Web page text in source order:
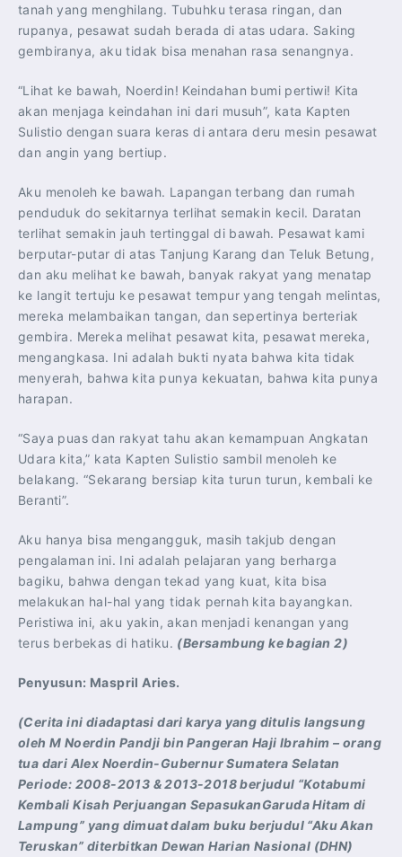
tanah yang menghilang. Tubuhku terasa ringan, dan
rupanya, pesawat sudah berada di atas udara. Saking
gembiranya, aku tidak bisa menahan rasa senangnya.
“Lihat ke bawah, Noerdin! Keindahan bumi pertiwi! Kita
akan menjaga keindahan ini dari musuh”, kata Kapten
Sulistio dengan suara keras di antara deru mesin pesawat
dan angin yang bertiup.
Aku menoleh ke bawah. Lapangan terbang dan rumah
penduduk do sekitarnya terlihat semakin kecil. Daratan
terlihat semakin jauh tertinggal di bawah. Pesawat kami
berputar-putar di atas Tanjung Karang dan Teluk Betung,
dan aku melihat ke bawah, banyak rakyat yang menatap
ke langit tertuju ke pesawat tempur yang tengah melintas,
mereka melambaikan tangan, dan sepertinya berteriak
gembira. Mereka melihat pesawat kita, pesawat mereka,
mengangkasa. Ini adalah bukti nyata bahwa kita tidak
menyerah, bahwa kita punya kekuatan, bahwa kita punya
harapan.
“Saya puas dan rakyat tahu akan kemampuan Angkatan
Udara kita,” kata Kapten Sulistio sambil menoleh ke
belakang. “Sekarang bersiap kita turun turun, kembali ke
Beranti”.
Aku hanya bisa mengangguk, masih takjub dengan
pengalaman ini. Ini adalah pelajaran yang berharga
bagiku, bahwa dengan tekad yang kuat, kita bisa
melakukan hal-hal yang tidak pernah kita bayangkan.
Peristiwa ini, aku yakin, akan menjadi kenangan yang
terus berbekas di hatiku. (Bersambung ke bagian 2)
Penyusun: Maspril Aries.
(Cerita ini diadaptasi dari karya yang ditulis langsung
oleh M Noerdin Pandji bin Pangeran Haji Ibrahim – orang
tua dari Alex Noerdin-Gubernur Sumatera Selatan
Periode: 2008-2013 & 2013-2018 berjudul “Kotabumi
Kembali Kisah Perjuangan SepasukanGaruda Hitam di
Lampung” yang dimuat dalam buku berjudul “Aku Akan
Teruskan” diterbitkan Dewan Harian Nasional (DHN)